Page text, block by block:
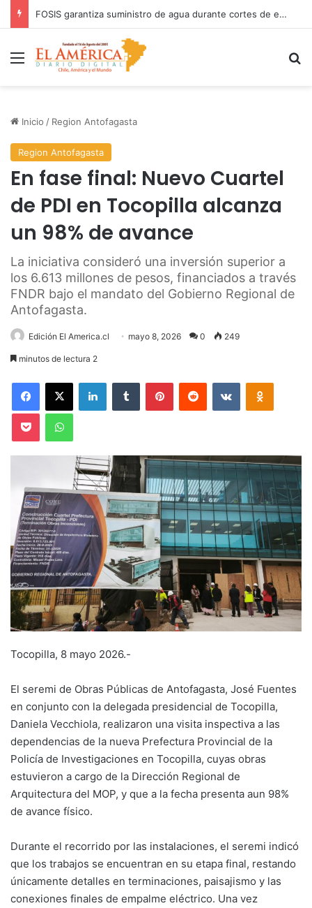
COANIQUEM inicia gira nacional para presentar Manual de Quemaduras a profesionales de la salud
Menú
Inicio / Region Antofagasta
Region Antofagasta
En fase final: Nuevo Cuartel
de PDI en Tocopilla alcanza
un 98% de avance
La iniciativa consideró una inversión superior a
los 6.613 millones de pesos, financiados a través
FNDR bajo el mandato del Gobierno Regional de
Antofagasta.
Edición El America.cl mayo 8, 2026 0 249
minutos de lectura 2
Facebook
X LinkedInTumblr PinterestReddit VKontakte
Pocket WhatsApp
Tocopilla, 8 mayo 2026.-
El seremi de Obras Públicas de Antofagasta, José Fuentes
en conjunto con la delegada presidencial de Tocopilla,
Daniela Vecchiola, realizaron una visita inspectiva a las
dependencias de la nueva Prefectura Provincial de la
Policía de Investigaciones en Tocopilla, cuyas obras
estuvieron a cargo de la Dirección Regional de
Arquitectura del MOP, y que a la fecha presenta aun 98%
de avance físico.
Durante el recorrido por las instalaciones, el seremi indicó
que los trabajos se encuentran en su etapa final, restando
únicamente detalles en terminaciones, paisajismo y las
conexiones finales de empalme eléctrico. Una vez